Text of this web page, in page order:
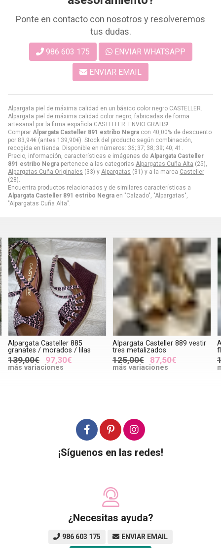
Alpargata piel de máxima calidad en un básico color negro CASTELLER.
Alpargata piel de máxima calidad color negro, fabricadas de forma
artesanal por la firma española CASTELLER. ENVIO GRATIS!
Comprar Alpargata Casteller 891 estribo Negra con 40,00% de descuento
por 83,94€ (antes 139,90€). Stock del producto según combinación,
recogida en tienda. Disponible en números: 36; 37; 38; 39; 40; 41.
Precio, información, características e imágenes de Alpargata Casteller
891 estribo Negra pertenece a las categorías Alpargatas Cuña Alta (25),
Alpargatas Cuña Originales (33) y Alpargatas (31) y a la marca Casteller
(28).
Encuentra productos relacionados y de similares características a
Alpargata Casteller 891 estribo Negra en "Calzado", "Alpargatas",
"Alpargatas Cuña Alta".
Ponte en contacto con nosotros y resolveremos
tus dudas.
986 603 175 ENVIAR WHATSAPP
ENVIAR EMAIL
Alpargata Casteller 885
granates / morados / lilas
139,00€ 97,30€
más variaciones
Alpargata Casteller 889 vestir
tres metalizados
125,00€ 87,50€
más variaciones
¡Síguenos en las redes!
¿Necesitas ayuda?
986 603 175 ENVIAR EMAIL